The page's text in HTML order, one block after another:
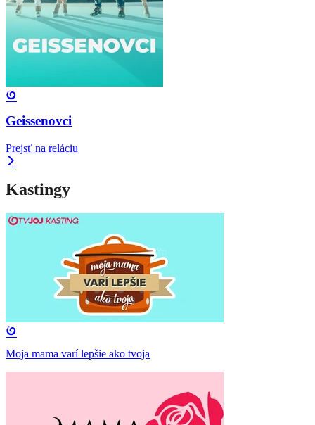
Geissenovci
Prejsť na reláciu
Kastingy
Moja mama varí lepšie ako tvoja